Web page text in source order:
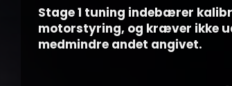
Stage 1 tuning indebærer
motorstyring, og kræver ikke
medmindre andet angivet.